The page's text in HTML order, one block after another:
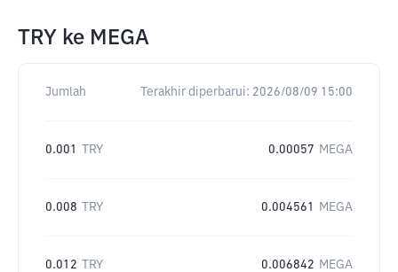
TRY ke MEGA
Jumlah Terakhir diperbarui: 2026/08/09 15:00
0.001 TRY 0.00057 MEGA
0.008 TRY 0.004561 MEGA
0.012 TRY 0.006842 MEGA